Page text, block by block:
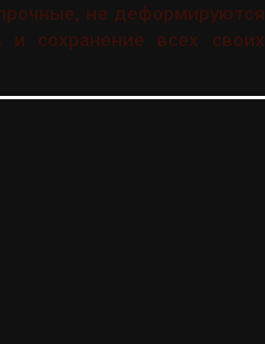
не деформируются
сохранение всех своих